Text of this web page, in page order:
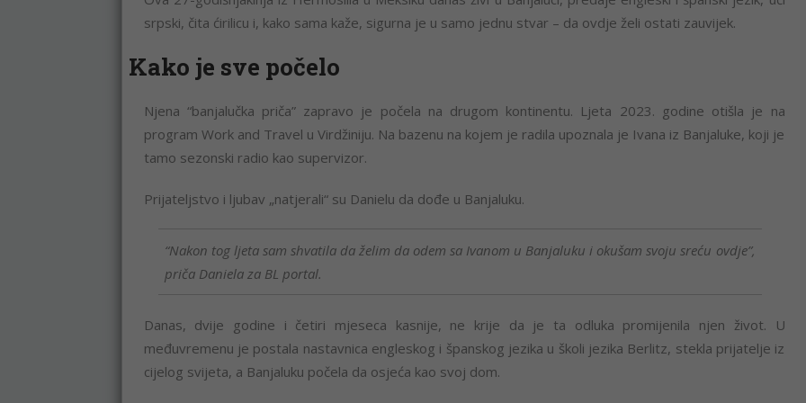
srpski, čita ćirilicu i, kako sama kaže, sigurna je u samo jednu stvar – da ovdje želi ostati zauvijek.
Kako je sve počelo
Njena “banjalučka priča” zapravo je počela na drugom kontinentu. Ljeta 2023. godine otišla je na
program Work and Travel u Virdžiniju. Na bazenu na kojem je radila upoznala je Ivana iz Banjaluke, koji je
tamo sezonski radio kao supervizor.
Prijateljstvo i ljubav „natjerali“ su Danielu da dođe u Banjaluku.
“Nakon tog ljeta sam shvatila da želim da odem sa Ivanom u Banjaluku i okušam svoju sreću ovdje”,
priča Daniela za BL portal.
Danas, dvije godine i četiri mjeseca kasnije, ne krije da je ta odluka promijenila njen život. U
međuvremenu je postala nastavnica engleskog i španskog jezika u školi jezika Berlitz, stekla prijatelje iz
cijelog svijeta, a Banjaluku počela da osjeća kao svoj dom.